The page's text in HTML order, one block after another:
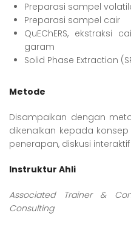
Preparasi sampel
Preparasi sampel cair
QuEChERS, ekstraksi
garam
Solid Phase Extraction
Metode
Disampaikan dengan
dikenalkan kepada
penerapan, diskusi
Instruktur Ahli
Associated Trainer &
Consulting